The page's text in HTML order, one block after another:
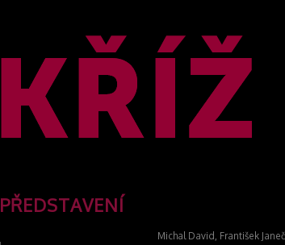
PŘEDSTAVENÍ
Michal David, František